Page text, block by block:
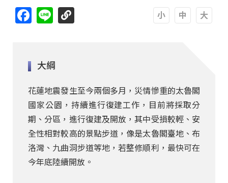
Facebook
Line
大綱
花蓮地震發生至今兩個多月，災情慘重的太魯閣
國家公園，持續進行復建工作，目前將採取分
期、分區，進行復建及開放，其中受損較輕、安
全性相對較高的景點步道，像是太魯閣臺地、布
洛灣、九曲洞步道等地，若整修順利，最快可在
今年底陸續開放。